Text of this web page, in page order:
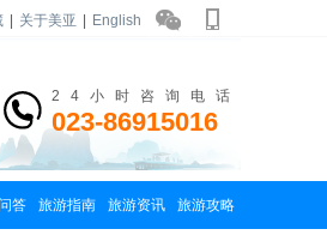
关于美亚 English
24小时咨询电话
023-86915016
答 旅游指南 旅游资讯 旅游攻略